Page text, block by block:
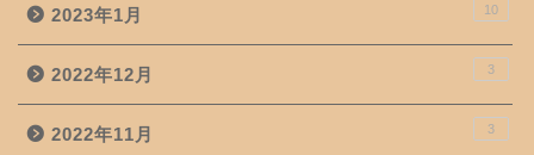
2023年1月 10
2022年12月 3
2022年11月 3